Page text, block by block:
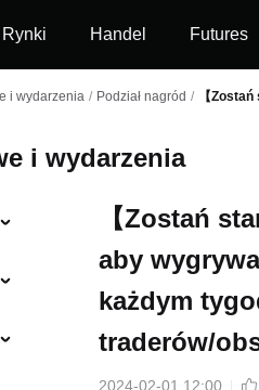
Rynki Handel Futures
i wydarzenia / Podział nagród / 【
i wydarzenia
【Zostań
aby
każdym
traderów/
2024-02-01 12:00